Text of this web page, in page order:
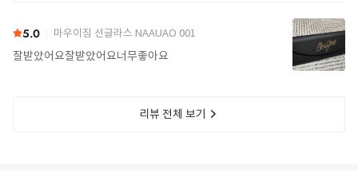
5.0 마우이짐 선글라스 NAAUAO 001
잘받았어요잘받았어요너무좋아요
리뷰 전체 보기